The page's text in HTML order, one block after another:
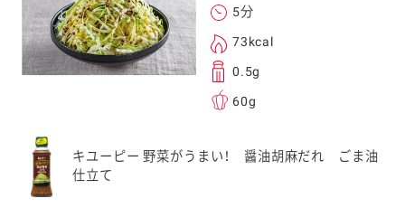
元コードをス
ォンのカメラ
るとアクセス
スマートフォン
メールをお送りい
のメールアドレス
5分
73kcal
0.5g
60g
キユーピー 野菜がうまい！ 醤油胡麻だれ ごま油
仕立て